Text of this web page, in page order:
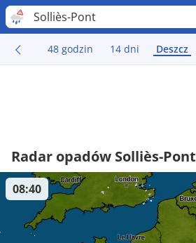
Solliès-Pont
48 godzin 14 dni Deszcz
Radar opadów Solliès-Pont
08:40